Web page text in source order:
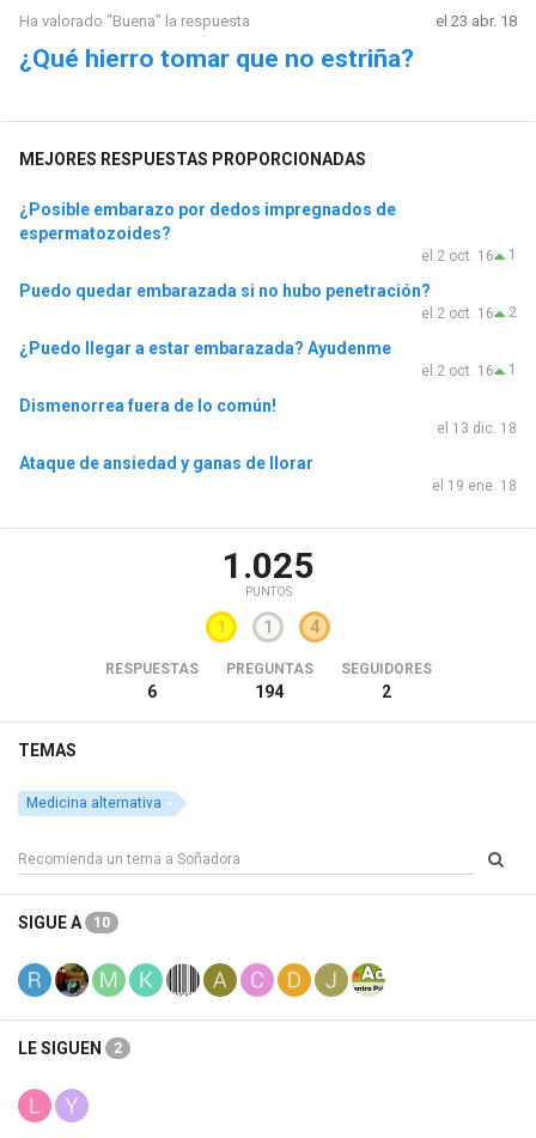
Ha valorado "Buena" la respuesta el 23 abr. 18
¿Qué hierro tomar que no estriña?
MEJORES RESPUESTAS PROPORCIONADAS
¿Posible embarazo por dedos impregnados de
espermatozoides?
1
el 2 oct. 16
Puedo quedar embarazada si no hubo penetración?
2
el 2 oct. 16
¿Puedo llegar a estar embarazada? Ayudenme
1
el 2 oct. 16
Dismenorrea fuera de lo común!
el 13 dic. 18
Ataque de ansiedad y ganas de llorar
el 19 ene. 18
1.025
PUNTOS
1 1 4
RESPUESTAS
6
PREGUNTAS
194
SEGUIDORES
2
TEMAS
Medicina alternativa
SIGUE A 10
LE SIGUEN 2